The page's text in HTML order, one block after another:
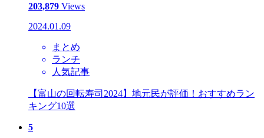
203,879 Views
2024.01.09
まとめ
ランチ
人気記事
【富山の回転寿司2024】地元民が評価！おすすめラン
キング10選
5